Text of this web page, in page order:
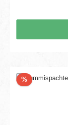
%Rabatt